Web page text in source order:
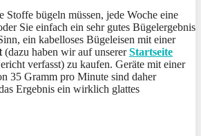
Stoffe bügeln müssen, jede Woche eine
Sie einfach ein sehr gutes Bügelergebnis
ein kabelloses Bügeleisen mit einer
(dazu haben wir auf unsererStartseite
verfasst) zu kaufen. Geräte mit einer
35 Gramm pro Minute sind daher
Ergebnis ein wirklich glattes